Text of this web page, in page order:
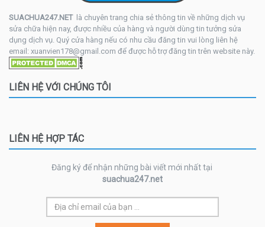
SUACHUA247.NET là chuyên trang chia sẻ thông tin về những dịch vụ
sửa chữa hiện nay, được nhiều của hàng và người dùng tin tưởng sửa
dụng dịch vụ. Quý cửa hàng nếu có nhu cầu đăng tin vui lòng liên hệ
email: xuanvien178@gmail.com để được hỗ trợ đăng tin trên website này.
LIÊN HỆ VỚI CHÚNG TÔI
LIÊN HỆ HỢP TÁC
Đăng ký để nhận những bài viết mới nhất tại
suachua247.net